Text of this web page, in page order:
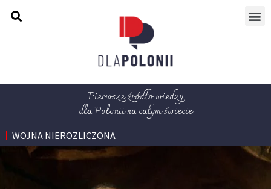
Pierwsze źródło wiedzy
dla Polonii na całym świecie
WOJNA NIEROZLICZONA